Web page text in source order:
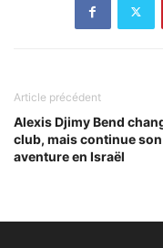
Article précédent
Alexis Djimy Bend
club, mais continue son
aventure en Israël